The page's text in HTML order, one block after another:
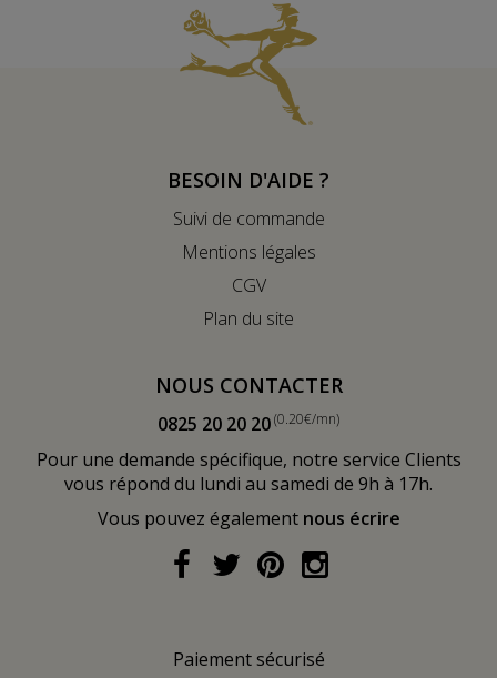
BESOIN D'AIDE ?
Suivi de commande
Mentions légales
CGV
Plan du site
NOUS CONTACTER
0825 20 20 20(0.20€/mn)
Pour une demande spécifique, notre service Clients
vous répond du lundi au samedi de 9h à 17h.
Vous pouvez également nous écrire
Paiement sécurisé